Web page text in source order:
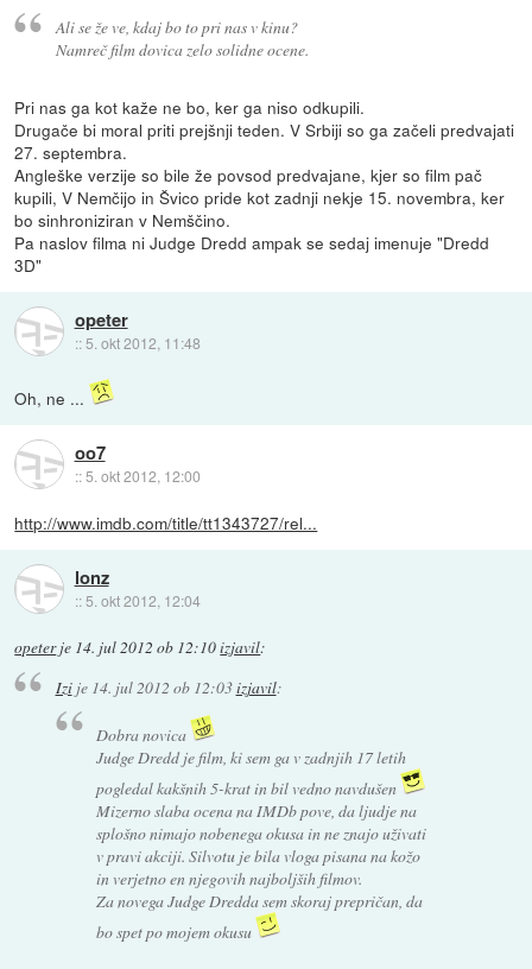
Ali se že ve, kdaj bo to pri nas v kinu?
Namreč film dovica zelo solidne ocene.
Pri nas ga kot kaže ne bo, ker ga niso odkupili.
Drugače bi moral priti prejšnji teden. V Srbiji so ga začeli predvajati
27. septembra.
Angleške verzije so bile že povsod predvajane, kjer so film pač
kupili, V Nemčijo in Švico pride kot zadnji nekje 15. novembra, ker
bo sinhroniziran v Nemščino.
Pa naslov filma ni Judge Dredd ampak se sedaj imenuje "Dredd
3D"
opeter
:: 5. okt 2012, 11:48
Oh, ne ...
oo7
::5. okt 2012, 12:00
http://www.imdb.com/title/tt1343727/rel...
lonz
:: 5. okt 2012, 12:04
opeterje 14. jul 2012 ob 12:10izjavil:
Izije 14. jul 2012 ob 12:03izjavil:
Dobra novica
Judge Dredd je film, ki sem ga v zadnjih 17 letih
pogledal kakšnih 5-krat in bil vedno navdušen
Mizerno slaba ocena na IMDb pove, da ljudje na
splošno nimajo nobenega okusa in ne znajo uživati
v pravi akciji. Silvotu je bila vloga pisana na kožo
in verjetno en njegovih najboljših filmov.
Za novega Judge Dredda sem skoraj prepričan, da
bo spet po mojem okusu